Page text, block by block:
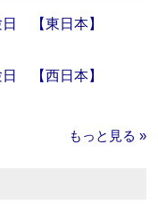
【東日本】
【西日本】
もっと見る »